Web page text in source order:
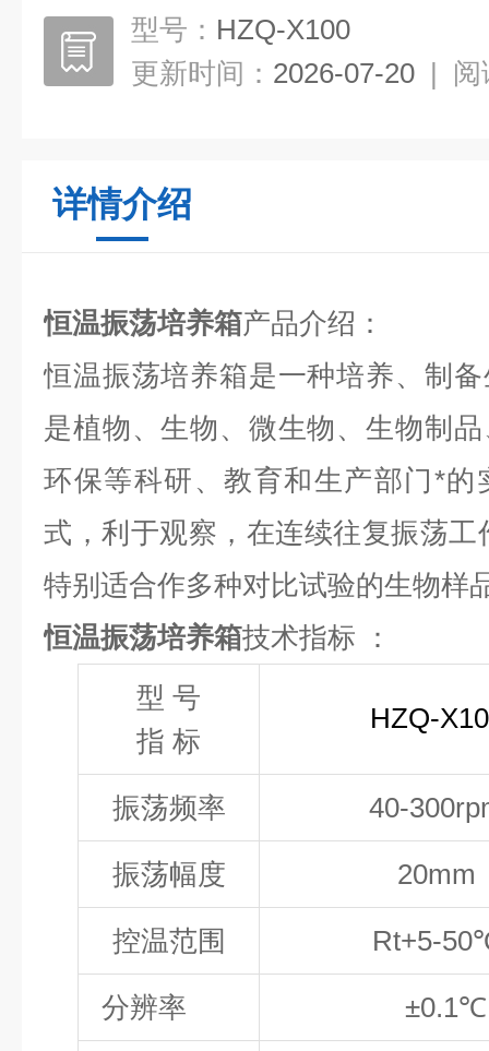
型号： HZQ-X100
更新时间： 2026-07-20 | 阅
详情介绍
恒温振荡培养箱产品介绍：
恒温振荡培养箱是一种培养、制
是植物、生物、微生物、生物制
环保等科研、教育和生产部门*的
式，利于观察，在连续往复振荡
特别适合作多种对比试验的生物样
恒温振荡培养箱技术指标 ：
型 号
指 标
HZQ-
振荡频率 40-
振荡幅度 20mm
控温范围 Rt+5-
分辨率 ±0.1℃